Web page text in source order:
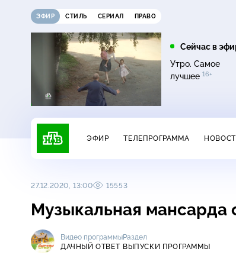
ЭФИР СТИЛЬ СЕРИАЛ ПРАВО
Сейчас в
Утро. Самое
лучшее 16+
21:15
Сегодня
21:30
Неизвестная
ЭФИР ТЕЛЕПРОГРАММА
27.12.2020, 13:00 15553
Музыкальная мансарда
Видео программы
ДАЧНЫЙ ОТВЕТ
Раздел
ВЫПУСКИ ПРОГРАММЫ